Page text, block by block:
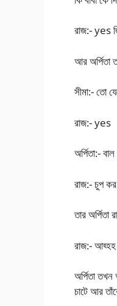
রাজ:- yes
আর অর্পিতা
সীমা:- তো
রাজ:- yes
অর্পিতা:-
রাজ:- চুপ
তার
রাজ:- আহ্হহ
অর্পিতা
চাটে আর